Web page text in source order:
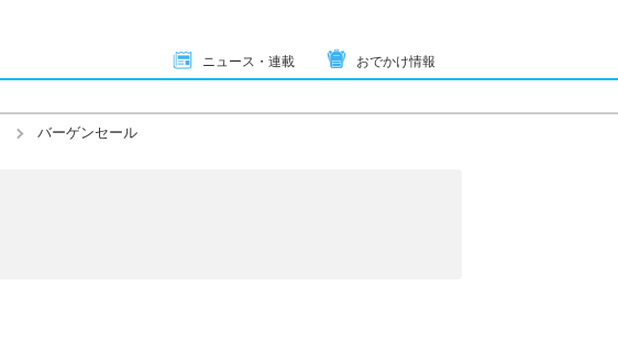
ニュース・連載 おでかけ情報
バーゲンセール